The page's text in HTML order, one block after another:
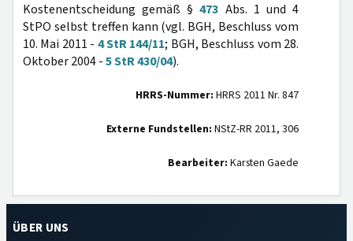
Kostenentscheidung gemäß §473 Abs. 1 und 4
StPO selbst treffen kann (vgl. BGH, Beschluss vom
10. Mai 2011 - 4 StR 144/11; BGH, Beschluss vom 28.
Oktober 2004 -5 StR 430/04).
HRRS-Nummer: HRRS 2011 Nr. 847
Externe Fundstellen: NStZ-RR 2011, 306
Bearbeiter: Karsten Gaede
ÜBER UNS